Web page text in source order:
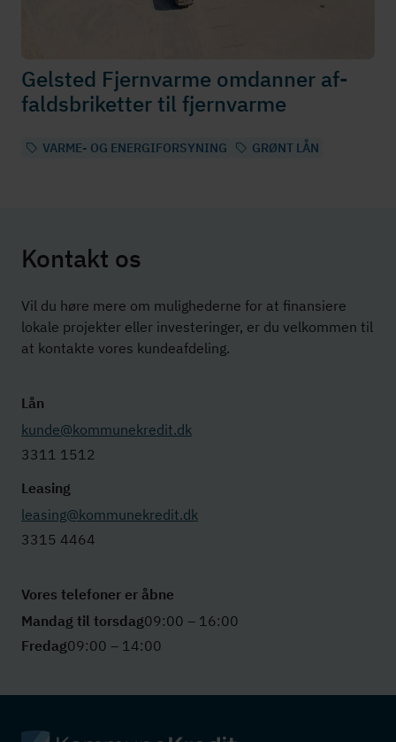
Gelsted Fjernvarme omdanner af­
falds­bri­ket­ter til fjernvarme
VARME- OG ENERGIFORSYNING GRØNT LÅN
Kontakt os
Vil du høre mere om mulighederne for at finansiere
lokale projekter eller investeringer, er du velkommen til
at kontakte vores kundeafdeling.
Lån
kunde@kommunekredit.dk
3311 1512
Leasing
leasing@kommunekredit.dk
3315 4464
Vores telefoner er åbne
Mandag til torsdag09:00 – 16:00
Fredag09:00 – 14:00